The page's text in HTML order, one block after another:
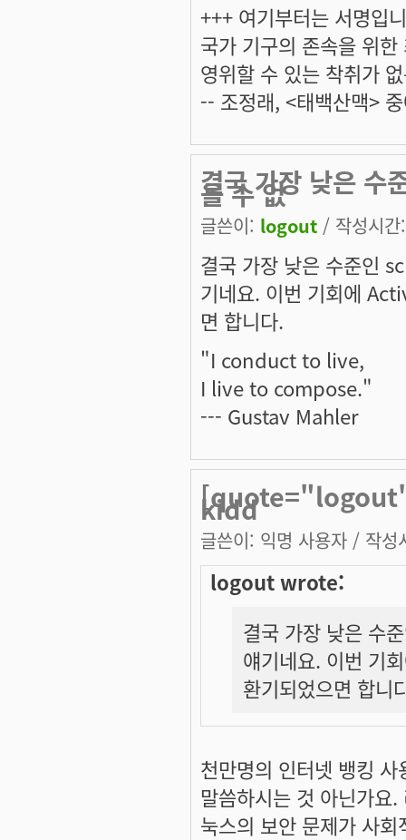
+++ 여기부터는 서명입
국가 기구의 존속을 위
영위할 수 있는 착취가
-- 조정래, <태백산맥>
결국 가장 낮은
을 수 없
글쓴이: logout / 작성시
결국 가장 낮은 수준인
기네요. 이번 기회에
면 합니다.
"I conduct to live,
I live to compose."
--- Gustav Mahler
kidd
글쓴이: 익명 사용자 / 작성
logout wrote:
결국 가장 낮은 수
얘기네요. 이번 기
환기되었으면 합니
천만명의 인터넷 뱅킹
말씀하시는 것 아닌가요
눅스의 보안 문제가 사